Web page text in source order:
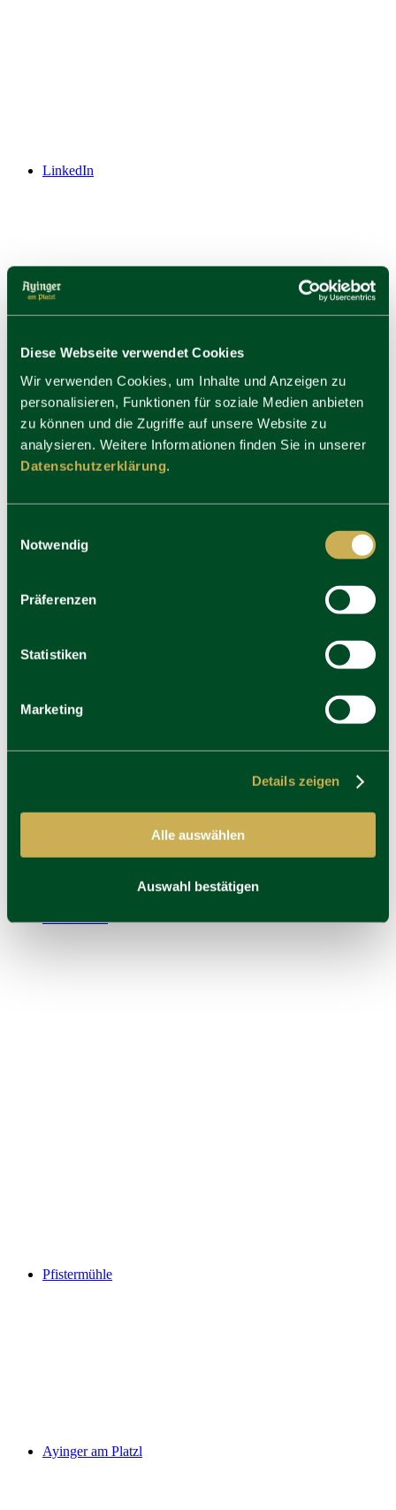
Diese Webseite verwendet Cookies
Wir verwenden Cookies, um Inhalte und Anzeigen zu
personalisieren, Funktionen für soziale Medien anbieten
zu können und die Zugriffe auf unsere Website zu
analysieren. Weitere Informationen finden Sie in unserer
Datenschutzerklärung.
Notwendig
Präferenzen
Statistiken
Marketing
Details zeigen
Alle auswählen
Auswahl bestätigen
LinkedIn
YouTube
Pfistermühle
Ayinger am Platzl